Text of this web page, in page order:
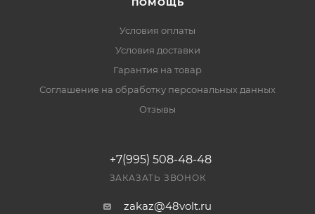
Условия оплаты
Условия доставки
Гарантия на товар
Соглашение на обработку персональных данных
Отзывы
+7(995) 508-48-48
ЗАКАЗАТЬ ЗВОНОК
zakaz@48volt.ru